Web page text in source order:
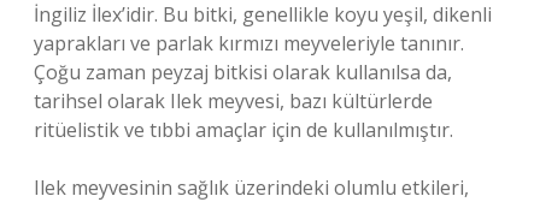
İngiliz İlex’idir. Bu bitki, genellikle koyu yeşil, dikenli
yaprakları ve parlak kırmızı meyveleriyle tanınır.
Çoğu zaman peyzaj bitkisi olarak kullanılsa da,
tarihsel olarak Ilek meyvesi, bazı kültürlerde
ritüelistik ve tıbbi amaçlar için de kullanılmıştır.
Ilek meyvesinin sağlık üzerindeki olumlu etkileri,